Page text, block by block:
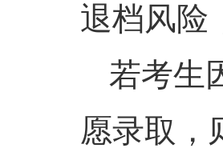
退档风险
若考生
愿录取，